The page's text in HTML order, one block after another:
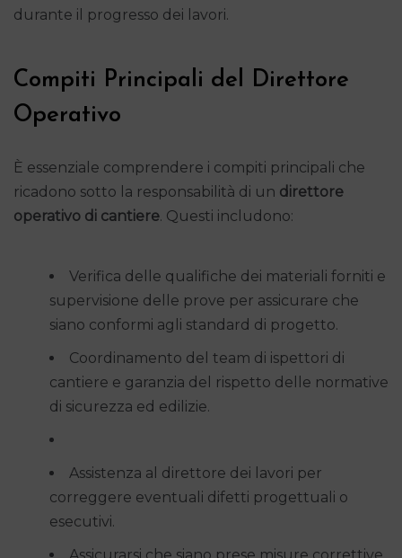
durante il progresso dei lavori.
Compiti Principali del Direttore
Operativo
È essenziale comprendere i compiti principali che
ricadono sotto la responsabilità di un direttore
operativo di cantiere. Questi includono:
Verifica delle qualifiche dei materiali forniti e
supervisione delle prove per assicurare che
siano conformi agli standard di progetto.
Coordinamento del team di ispettori di
cantiere e garanzia del rispetto delle normative
di sicurezza ed edilizie.
Assistenza al direttore dei lavori per
correggere eventuali difetti progettuali o
esecutivi.
Assicurarsi che siano prese misure correttive